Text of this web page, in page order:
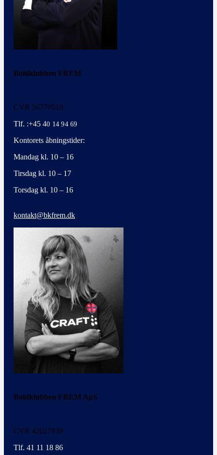
Boldklubben FREM
CVR 56778519
Tlf. :+45 40 14 94 69
Kontorets åbningstider:
Mandag kl. 10 – 16
Tirsdag kl. 10 – 17
Torsdag kl. 10 – 16
kontakt@bkfrem.dk
Boldklubben FREM ApS
CVR 42027839
Tlf. 41 11 18 86